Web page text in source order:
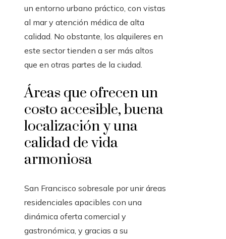
un entorno urbano práctico, con vistas
al mar y atención médica de alta
calidad. No obstante, los alquileres en
este sector tienden a ser más altos
que en otras partes de la ciudad.
Áreas que ofrecen un
costo accesible, buena
localización y una
calidad de vida
armoniosa
San Francisco sobresale por unir áreas
residenciales apacibles con una
dinámica oferta comercial y
gastronómica, y gracias a su